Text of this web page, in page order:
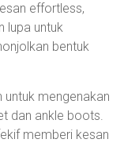
effortless,
lupa untuk
bentuk
untuk mengenakan
dan ankle boots.
memberi kesan